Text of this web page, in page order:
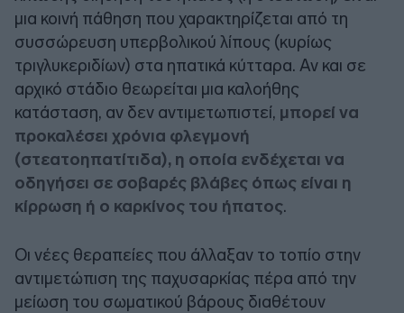
μια κοινή πάθηση που χαρακτηρίζεται από τη
συσσώρευση υπερβολικού λίπους (κυρίως
τριγλυκεριδίων) στα ηπατικά κύτταρα. Αν και σε
αρχικό στάδιο θεωρείται μια καλοήθης
κατάσταση, αν δεν αντιμετωπιστεί, μπορεί να
προκαλέσει χρόνια φλεγμονή
(στεατοηπατίτιδα), η οποία ενδέχεται να
οδηγήσει σε σοβαρές βλάβες όπως είναι η
κίρρωση ή ο καρκίνος του ήπατος.
Οι νέες θεραπείες που άλλαξαν το τοπίο στην
αντιμετώπιση της παχυσαρκίας πέρα από την
μείωση του σωματικού βάρους διαθέτουν